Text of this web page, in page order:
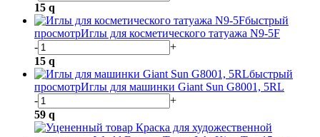
15 q
быстрый
просмотрИглы для косметического татуажа N9-5F
-
+
15 q
быстрый
просмотрИглы для машинки Giant Sun G8001, 5RL
-
+
59 q